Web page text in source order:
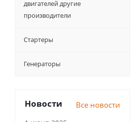
двигателей другие
производители
Стартеры
Генераторы
Новости Все новости